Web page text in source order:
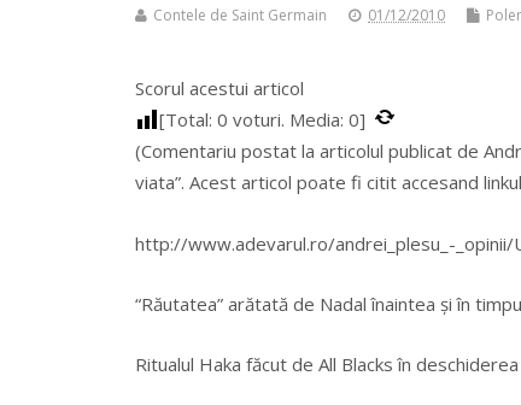
Contele de Saint Germain 01/12/2010
Scorul acestui articol
[Total: 0 voturi. Media: 0]
(Comentariu postat la articolul publicat de
viata”. Acest articol poate fi citit accesand linkul
http://www.adevarul.ro/andrei_plesu_-_opinii/
“Răutatea” arătată de Nadal înaintea și în
Ritualul Haka făcut de All Blacks în